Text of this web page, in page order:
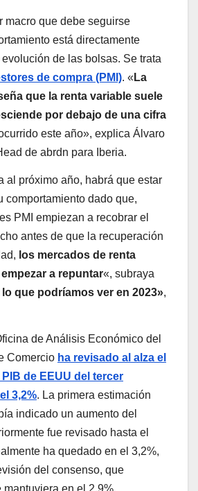
macro que debe seguirse
está directamente
de las bolsas. Se trata
de compra (PMI). « La
que la renta variable suele
por debajo de una cifra
este año», explica Álvaro
de abrdn para Iberia.
al próximo año, habrá que estar
comportamiento dado que,
PMI empiezan a recobrar el
antes de que la recuperación
los mercados de renta
a repuntar«, subraya
que podríamos ver en 2023»,
de Análisis Económico del
Comercio ha revisado al alza el
de EEUU del tercer
3,2%. La primera estimación
indicado un aumento del
fue revisado hasta el
ha quedado en el 3,2%,
del consenso, que
en el 2,9%.